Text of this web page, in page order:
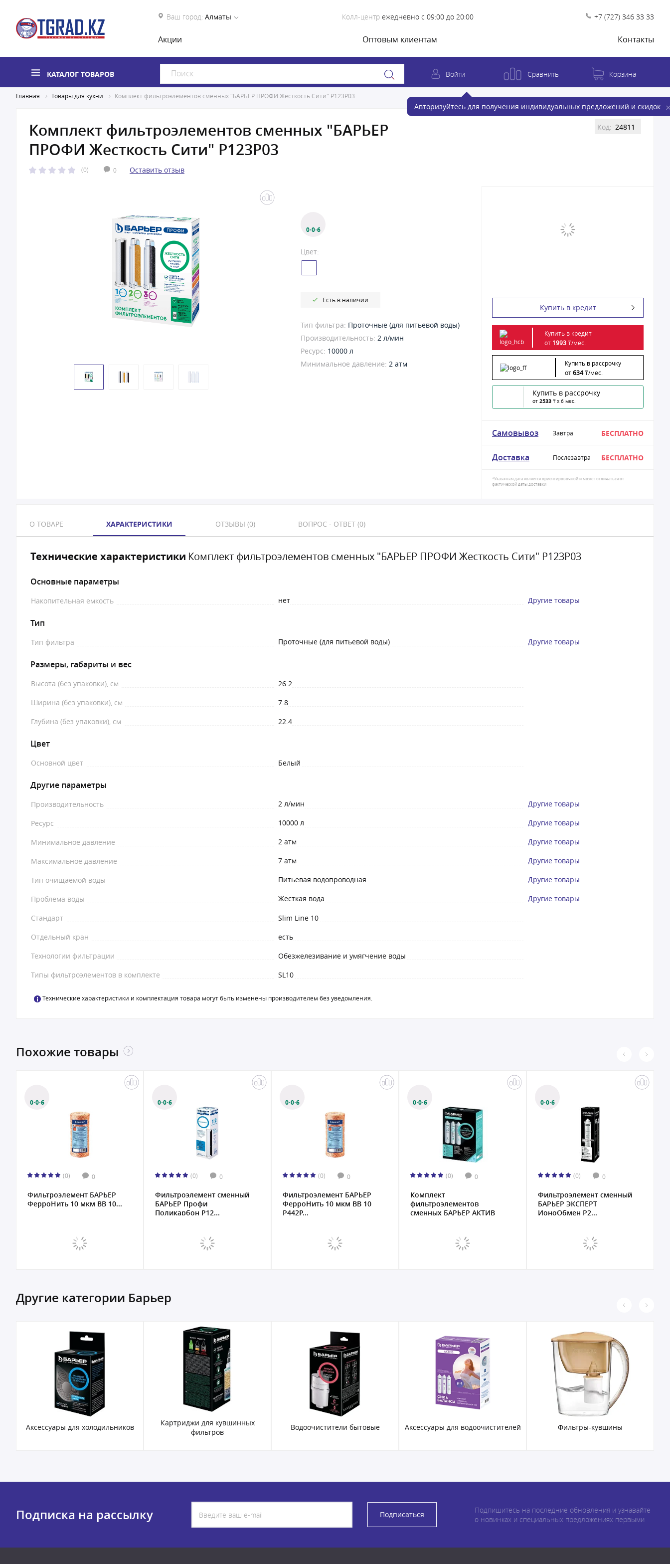
Ваш город: Алматы Колл-центр ежедневно с 09:00 до 20:00 +7 (727) 346 33 33
Акции Оптовым клиентам Контакты
КАТАЛОГ ТОВАРОВ Войти
Авторизуйтесь для получения индивидуальных предложений и скидок
Сравнить Корзина
Главная Товары для кухни Комплект фильтроэлементов сменных "БАРЬЕР ПРОФИ Жесткость Сити" Р123Р03
Комплект фильтроэлементов сменных "БАРЬЕР
ПРОФИ Жесткость Сити" Р123Р03
(0) 0 Оставить отзыв
Код: 24811
0·0·6
Цвет:
Есть в наличии
Тип фильтра: Проточные (для питьевой воды)
Производительность: 2 л/мин
Ресурс: 10000 л
Минимальное давление: 2 атм
Купить в кредит
Купить в кредит
от 1993₸/мес.
Купить в рассрочку
от634₸/мес.
Купить в рассрочку
от 2533 ₸ x 6 мес.
Самовывоз Завтра БЕСПЛАТНО
Доставка Послезавтра БЕСПЛАТНО
*Указанная дата является ориентировочной и может отличаться от
фактической даты доставки
О ТОВАРЕ ХАРАКТЕРИСТИКИ ОТЗЫВЫ (0) ВОПРОС - ОТВЕТ (0)
Технические характеристики Комплект фильтроэлементов сменных "БАРЬЕР ПРОФИ Жесткость Сити" Р123Р03
Основные параметры
Накопительная емкость нет Другие товары
Тип
Тип фильтра Проточные (для питьевой воды) Другие товары
Размеры, габариты и вес
Высота (без упаковки), см
26.2
Ширина (без упаковки), см
7.8
Глубина (без упаковки), см
22.4
Цвет
Основной цвет Белый
Другие параметры
Производительность 2 л/мин Другие товары
Ресурс 10000 л Другие товары
Минимальное давление 2 атм Другие товары
Максимальное давление 7 атм Другие товары
Тип очищаемой воды Питьевая водопроводная Другие товары
Проблема воды Жесткая вода Другие товары
Стандарт
Slim Line 10
Отдельный кран
есть
Технологии фильтрации
Обезжелезивание и умягчение воды
Типы фильтроэлементов в комплекте
SL10
Технические характеристики и комплектация товара могут быть изменены производителем без уведомления.
Похожие товары
0·0·6
(0) 0
Фильтроэлемент БАРЬЕР
ФерроНить 10 мкм BB 10...
0·0·6
(0) 0
Фильтроэлемент сменный
БАРЬЕР Профи
Поликарбон Р12...
0·0·6
(0) 0
Фильтроэлемент БАРЬЕР
ФерроНить 10 мкм BB 10
Р442Р...
0·0·6
(0) 0
Комплект
фильтроэлементов
сменных БАРЬЕР АКТИВ
0·0·6
(0) 0
Фильтроэлемент сменный
БАРЬЕР ЭКСПЕРТ
ИоноОбмен Р2...
Другие категории Барьер
Аксессуары для холодильников
Картриджи для кувшинных
фильтров
Водоочистители бытовые Аксессуары для водоочистителей Фильтры-кувшины
Подписка на рассылку Подписаться
Подпишитесь на последние обновления и узнавайте
о новинках и специальных предложениях первыми